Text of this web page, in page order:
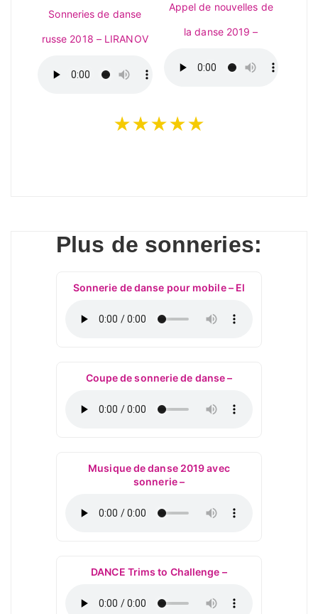
Sonneries de danse
russe 2018 – LIRANOV
Appel de nouvelles de
la danse 2019 –
★★★★★
Plus de sonneries:
Sonnerie de danse pour mobile – El
Coupe de sonnerie de danse –
Musique de danse 2019 avec
sonnerie –
DANCE Trims to Challenge –